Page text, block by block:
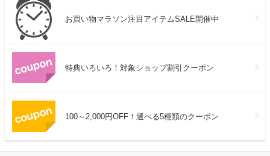
お買い物マラソン注目アイテムSALE開催中
特典いろいろ！対象ショップ割引クーポン
100～2,000円OFF！選べる5種類のクーポン